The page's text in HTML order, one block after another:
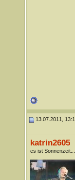
13.07.2011,
katrin2605
es ist Sonnenzeit...